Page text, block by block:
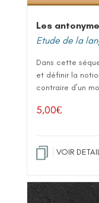
Les
Etude de la
Dans cette
et définir la
contraire d’un
5,00€
VOIR